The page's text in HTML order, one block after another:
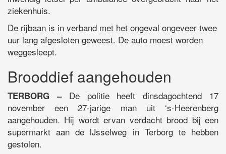
ziekenhuis.
De rijbaan is in verband met het ongeval ongeveer twee
uur lang afgesloten geweest. De auto moest worden
weggesleept.
Brooddief aangehouden
TERBORG –De politie heeft dinsdagochtend 17
november een 27-jarige man uit ‘s-Heerenberg
aangehouden. Hij wordt ervan verdacht brood bij een
supermarkt aan de IJsselweg in Terborg te hebben
gestolen.